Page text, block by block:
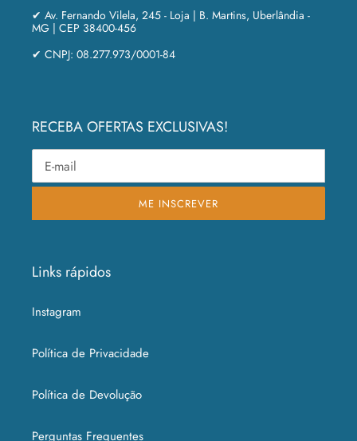
✔ Av. Fernando Vilela, 245 - Loja | B. Martins, Uberlândia -
MG | CEP 38400-456
✔ CNPJ: 08.277.973/0001-84
RECEBA OFERTAS EXCLUSIVAS!
ME INSCREVER
Links rápidos
Instagram
Política de Privacidade
Política de Devolução
Perguntas Frequentes